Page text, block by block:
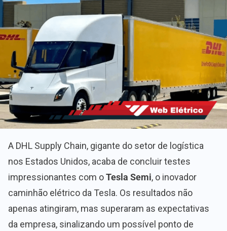
A DHL Supply Chain, gigante do setor de logística
nos Estados Unidos, acaba de concluir testes
impressionantes com oTesla Semi, o inovador
caminhão elétrico da Tesla. Os resultados não
apenas atingiram, mas superaram as expectativas
da empresa, sinalizando um possível ponto de